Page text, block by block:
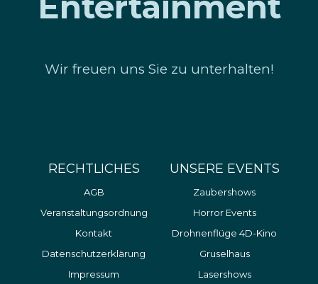
Wir freuen uns Sie zu unterhalten!
RECHTLICHES
AGB
Veranstaltungsordnung
Kontakt
Datenschutzerklärung
Impressum
UNSERE EVENTS
Zaubershows
Horror Events
Drohnenflüge 4D-Kino
Gruselhaus
Lasershows